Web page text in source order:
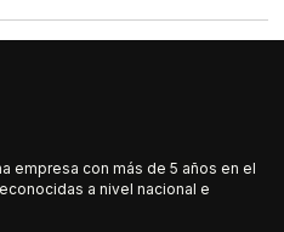
empresa con más de 5 años en el
a nivel nacional e